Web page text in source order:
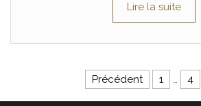
Lire la suite
Pagination des
Précédent 1 … 4